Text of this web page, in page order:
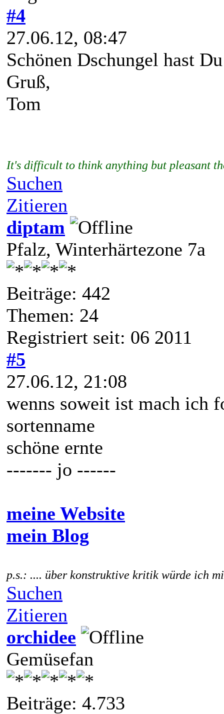
#4
27.06.12, 08:47
Schönen Dschungel hast
Gruß,
Tom
It's difficult to think anything but pleasant
Suchen
Zitieren
diptam
Pfalz, Winterhärtezone 7a
Beiträge: 442
Themen: 24
Registriert seit: 06 2011
#5
27.06.12, 21:08
wenns soweit ist mach ich
sortenname
schöne ernte
------- jo ------
meine Website
mein Blog
p.s.: .... über konstruktive kritik würde ich
Suchen
Zitieren
orchidee
Gemüsefan
Beiträge: 4.733